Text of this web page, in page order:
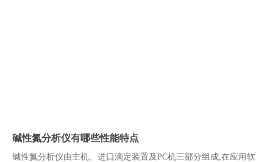
碱性氮分析仪有哪些性能特点
碱性氮分析仪由主机、进口滴定装置及PC机三部分组成,在应用软